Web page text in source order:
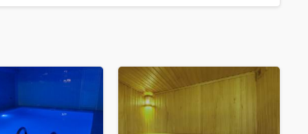
" обслуживание
начала орать : Ну и
разница кто вы! В
у этой
дочери
заведения. Видимо не
счёт клиентов строится